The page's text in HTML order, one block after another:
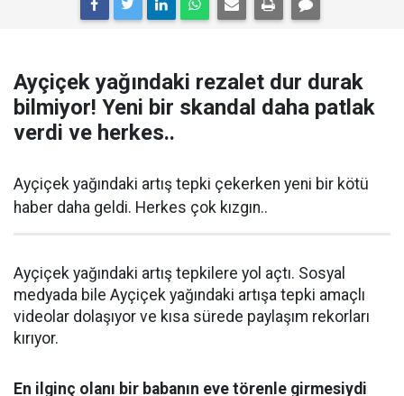
Ayçiçek yağındaki rezalet dur durak
bilmiyor! Yeni bir skandal daha patlak
verdi ve herkes..
Ayçiçek yağındaki artış tepki çekerken yeni bir kötü
haber daha geldi. Herkes çok kızgın..
Ayçiçek yağındaki artış tepkilere yol açtı. Sosyal
medyada bile Ayçiçek yağındaki artışa tepki amaçlı
videolar dolaşıyor ve kısa sürede paylaşım rekorları
kırıyor.
En ilginç olanı bir babanın eve törenle girmesiydi